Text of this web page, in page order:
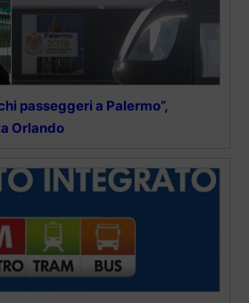
passeggeri a Palermo”,
Orlando